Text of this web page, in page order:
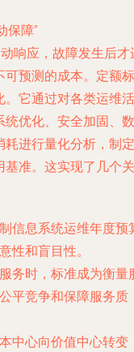
保障”
响应，故障发生后才
可预测的成本。定额标
。它通过对各类运维活
统优化、安全加固、数
耗进行量化分析，制定
基准。这实现了几个关
信息系统运维年度预
性和盲目性。
务时，标准成为衡量
平竞争和保障服务质
中心向价值中心转变